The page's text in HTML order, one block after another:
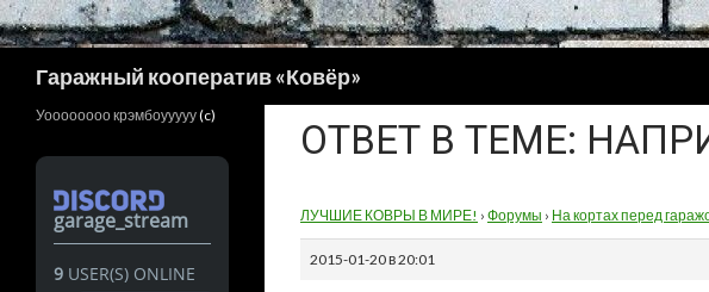
Гаражный кооператив «Ковёр»
ОТВЕТ В ТЕМЕ:
ЛУЧШИЕ КОВРЫ В МИРЕ! › Форумы › На кортах перед
2015-01-20 в 20:01
Уоооооооо крэмбоууууу(c)
garage_stream
9 USER(S) ONLINE